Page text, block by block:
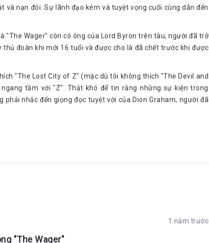
và nạn đói. Sự lãnh đạo kém và tuyệt vọng cuối cùng dẫn đến
"The Wager" còn có ông của Lord Byron trên tàu, người đã trở
đoàn khi mới 16 tuổi và được cho là đã chết trước khi được
"The Lost City of Z" (mặc dù tôi không thích "The Devil and
tầm với "Z". Thật khó để tin rằng những sự kiện trong
phải nhắc đến giọng đọc tuyệt vời của Dion Graham, người đã
1 năm trước
"The Wager"